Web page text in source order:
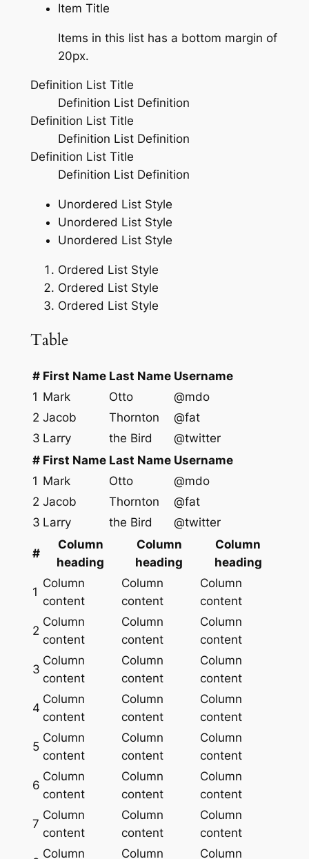
Item Title
Items in this list has a bottom margin of
20px.
Definition List Title
Definition List Definition
Definition List Title
Definition List Definition
Definition List Title
Definition List Definition
Unordered List Style
Unordered List Style
Unordered List Style
Ordered List Style
Ordered List Style
Ordered List Style
Table
# First Name Last Name Username
1 Mark Otto
@mdo
2 Jacob Thornton
@fat
3 Larry the Bird
@twitter
# First Name Last Name Username
1 Mark Otto
@mdo
2 Jacob Thornton
@fat
3 Larry the Bird @twitter
#
Column
heading
Column
heading
Column
heading
1
Column
content
Column
content
Column
content
2
Column
content
Column
content
Column
content
3
Column
content
Column
content
Column
content
4
Column
content
Column
content
Column
content
5
Column
content
Column
content
Column
content
6
Column
content
Column
content
Column
content
7
Column
content
Column
content
Column
content
Column Column Column